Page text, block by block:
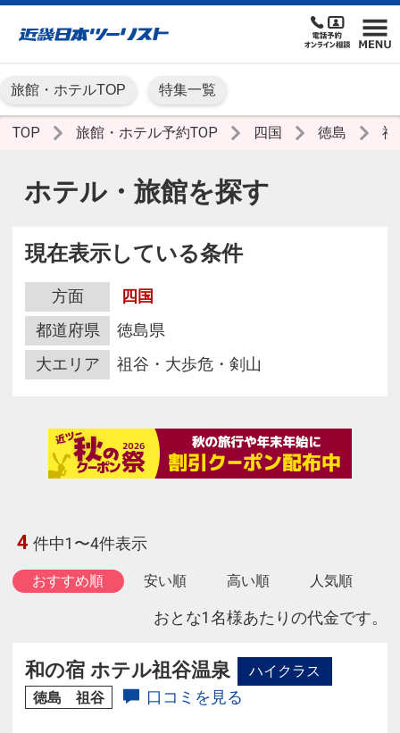
旅館・ホテルTOP 特集一覧
TOP 旅館・ホテル予約TOP 四国 徳島 祖
ホテル・旅館を探す
現在表示している条件
方面
四国
都道府県
徳島県
大エリア
祖谷・大歩危・剣山
4 件中1〜4件表示
おすすめ順 安い順 高い順 人気順
おとな1名様あたりの代金です。
和の宿 ホテル祖谷温泉
ハイクラス
徳島 祖谷
口コミを見る